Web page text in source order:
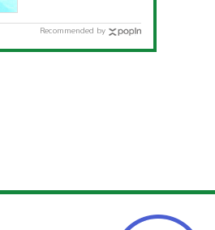
道府県別「夏季休暇
Recommended by